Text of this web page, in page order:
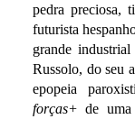
pedra preciosa,
futurista
grande
Russolo, do seu
epopeia
forças+ de uma